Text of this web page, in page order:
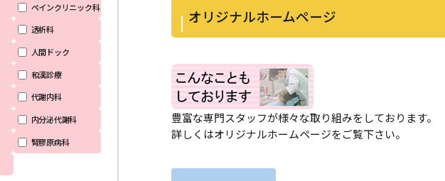
オリジナルホームページ
豊富な専門スタッフが様々な取り組みをしております。
詳しくはオリジナルホームページをご覧下さい。
ペインクリニック科
透析科
人間ドック
和漢診療
代謝内科
内分泌代謝科
腎膠原病科